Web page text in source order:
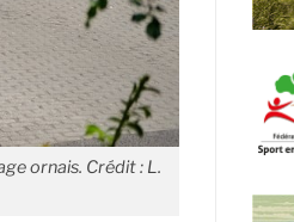
ornais. Crédit : L.